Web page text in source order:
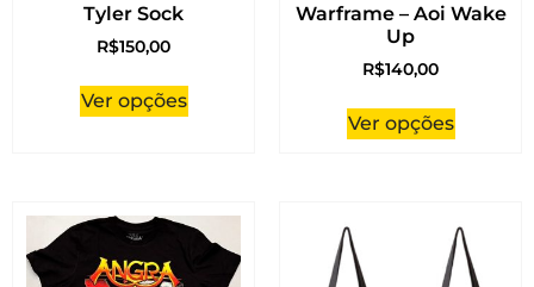
Tyler Sock
R$150,00
Ver opções
Warframe – Aoi Wake
Up
R$140,00
Ver opções